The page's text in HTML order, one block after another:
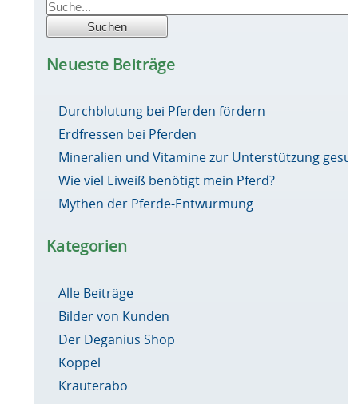
Neueste Beiträge
Durchblutung bei Pferden fördern
Erdfressen bei Pferden
Mineralien und Vitamine zur Unterstützung
Wie viel Eiweiß benötigt mein Pferd?
Mythen der Pferde-Entwurmung
Kategorien
Alle Beiträge
Bilder von Kunden
Der Deganius Shop
Koppel
Kräuterabo